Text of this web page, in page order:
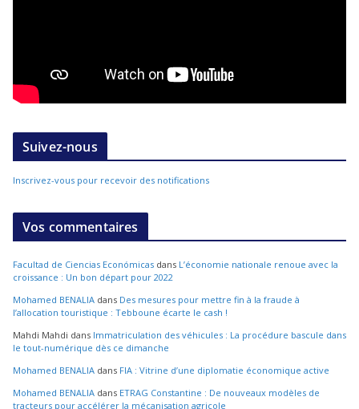
Suivez-nous
Inscrivez-vous pour recevoir des notifications
Vos commentaires
Facultad de Ciencias Económicas dans L’économie nationale renoue avec la
croissance : Un bon départ pour 2022
Mohamed BENALIA dans Des mesures pour mettre fin à la fraude à
l’allocation touristique : Tebboune écarte le cash !
Mahdi Mahdi dans Immatriculation des véhicules : La procédure bascule dans
le tout-numérique dès ce dimanche
Mohamed BENALIA dans FIA : Vitrine d’une diplomatie économique active
Mohamed BENALIA dans ETRAG Constantine : De nouveaux modèles de
tracteurs pour accélérer la mécanisation agricole